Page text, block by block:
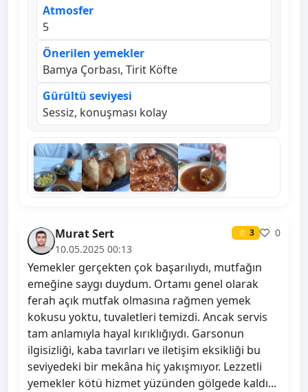
Atmosfer
5
Önerilen yemekler
Bamya Çorbası, Tirit Köfte
Gürültü seviyesi
Sessiz, konuşması kolay
Murat Sert ⭐ 3
0
10.05.2025 00:13
Yemekler gerçekten çok başarılıydı, mutfağın
emeğine saygı duydum. Ortamı genel olarak
ferah açık mutfak olmasına rağmen yemek
kokusu yoktu, tuvaletleri temizdi. Ancak servis
tam anlamıyla hayal kırıklığıydı. Garsonun
ilgisizliği, kaba tavırları ve iletişim eksikliği bu
seviyedeki bir mekâna hiç yakışmıyor. Lezzetli
yemekler kötü hizmet yüzünden gölgede kaldı...